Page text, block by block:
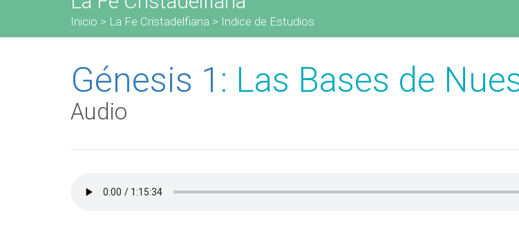
Inicio > La Fe Cristadelfiana > Indice de Estudios
Génesis 1 : Las Bases de
Audio